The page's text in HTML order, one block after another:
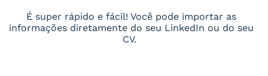
É super rápido e fácil! Você pode importar as
informações diretamente do seu LinkedIn ou do seu
CV.